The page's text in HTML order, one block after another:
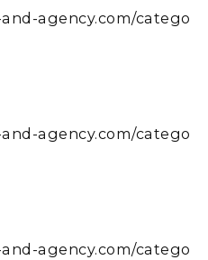
agency.com/catego
agency.com/catego
agency.com/catego